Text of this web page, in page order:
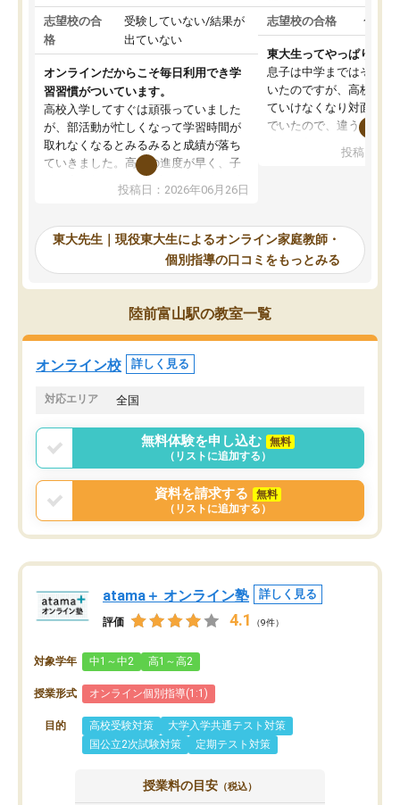
志望校の合
格
受験していない/結果が
出ていない
オンラインだからこそ毎日利用でき学
習習慣がついています。
高校入学してすぐは頑張っていました
が、部活動が忙しくなって学習時間が
取れなくなるとみるみると成績が落ち
ていきました。高校の進度が早く、子
供も家に帰って勉強の話すると嫌な反
応を示します。東大先生にお願いして
れるので、親としても安心です。毎日
使える自習室とかもあり、わからない
ところがあれば先生が回答してくれる
のも重宝しています。
投稿日：2026年06月26日
志望校の合格 合格
東大生ってやっぱりすご
息子は中学まではそこそ
いたのですが、高校に入
ていけなくなり対面の塾
でいたので、違うアプロ
で、当初は模試でD判定
自習室が毎日使えていつ
るのが心強かったよう
謝です。
投稿日：
東大先生｜現役東大生によるオンライン家庭教師・
個別指導の口コミをもっとみる
陸前富山駅の教室一覧
オンライン校 詳しく見る
対応エリア 全国
無料体験を申し込む
無料
（リストに追加する）
資料を請求する
無料
（リストに追加する）
atama＋ オンライン塾 詳しく見る
評価 4.1 （9件）
対象学年 中1～中2 高1～高2
授業形式 オンライン個別指導(1:1)
目的 高校受験対策
大学入学共通テスト対策
国公立2次試験対策
定期テスト対策
授業料の目安 （税込）